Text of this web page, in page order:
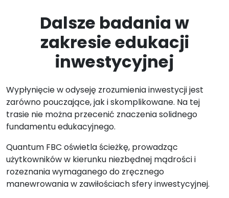
Dalsze badania w
zakresie edukacji
inwestycyjnej
Wypłynięcie w odyseję zrozumienia inwestycji jest
zarówno pouczające, jak i skomplikowane. Na tej
trasie nie można przecenić znaczenia solidnego
fundamentu edukacyjnego.
Quantum FBC oświetla ścieżkę, prowadząc
użytkowników w kierunku niezbędnej mądrości i
rozeznania wymaganego do zręcznego
manewrowania w zawiłościach sfery inwestycyjnej.